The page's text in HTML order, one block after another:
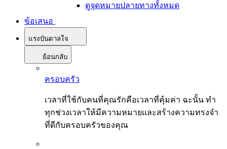
ดูจุดหมายปลายทางทั้งหมด
ข้อเสนอ
แรงบันดาลใจ
ย้อนกลับ
ครอบครัว
เวลาที่ใช้กับคนที่คุณรักคือเวลาที่คุ้มค่า ฉะนั้น ทำ
ทุกช่วงเวลาให้มีความหมายและสร้างความทรงจำ
ที่ดีกับครอบครัวของคุณ